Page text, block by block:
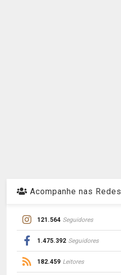
Acompanhe nas Redes
121.564 Seguidores
1.475.392 Seguidores
182.459 Leitores